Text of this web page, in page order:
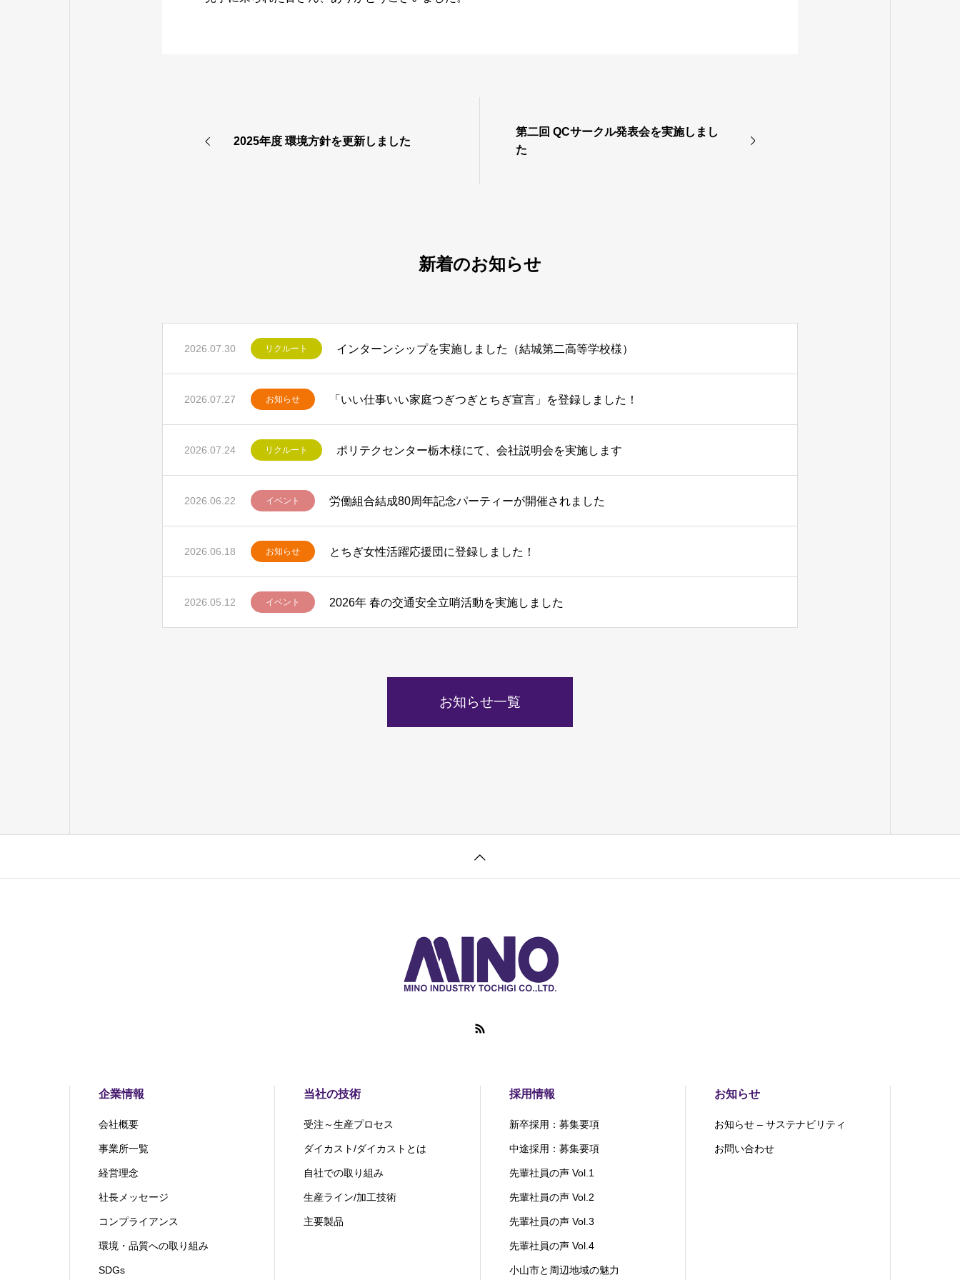
2025年度 環境方針を更新しました
第二回 QCサークル発表会を実施しまし
た
新着のお知らせ
2026.07.30 リクルート インターンシップを実施しました（結城第二高等学校様）
2026.07.27 お知らせ 「いい仕事いい家庭つぎつぎとちぎ宣言」を登録しました！
2026.07.24 リクルート ポリテクセンター栃木様にて、会社説明会を実施します
2026.06.22 イベント 労働組合結成80周年記念パーティーが開催されました
2026.06.18 お知らせ とちぎ女性活躍応援団に登録しました！
2026.05.12 イベント 2026年 春の交通安全立哨活動を実施しました
お知らせ一覧
企業情報
会社概要
事業所一覧
経営理念
社長メッセージ
コンプライアンス
環境・品質への取り組み
SDGs
当社の技術
受注～生産プロセス
ダイカスト/ダイカストとは
自社での取り組み
生産ライン/加工技術
主要製品
採用情報
新卒採用：募集要項
中途採用：募集要項
先輩社員の声 Vol.1
先輩社員の声 Vol.2
先輩社員の声 Vol.3
先輩社員の声 Vol.4
小山市と周辺地域の魅力
お知らせ
お知らせ – サステナビリティ
お問い合わせ